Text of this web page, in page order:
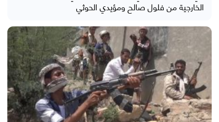
الخارجية من فلول صالح ومؤيدي الحوثي